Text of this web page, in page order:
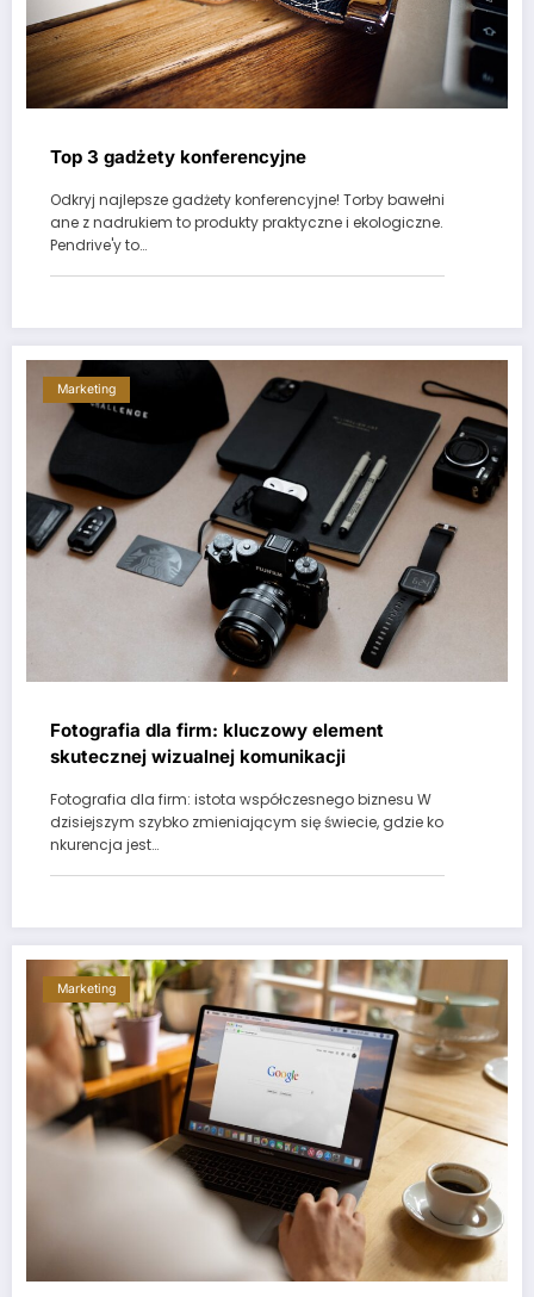
Top 3 gadżety konferencyjne
Odkryj najlepsze gadżety konferencyjne! Torby bawełni
ane z nadrukiem to produkty praktyczne i ekologiczne.
Pendrive'y to…
Marketing
Fotografia dla firm: kluczowy element
skutecznej wizualnej komunikacji
Fotografia dla firm: istota współczesnego biznesu W
dzisiejszym szybko zmieniającym się świecie, gdzie ko
nkurencja jest…
Marketing